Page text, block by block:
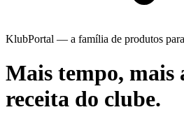
KlubPortal — a família de produtos
Mais tempo, mais
receita do clube.